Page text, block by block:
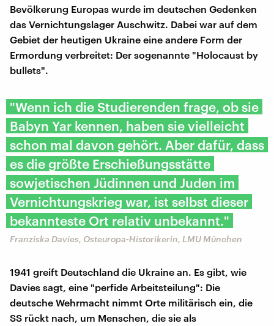
Bevölkerung Europas wurde im deutschen Gedenken
das Vernichtungslager Auschwitz. Dabei war auf dem
Gebiet der heutigen Ukraine eine andere Form der
Ermordung verbreitet: Der sogenannte "Holocaust by
bullets".
"Wenn ich die Studierenden frage, ob sie
Babyn Yar kennen, haben sie vielleicht
schon mal davon gehört. Aber dafür, dass
es die größte Erschießungsstätte
sowjetischen Jüdinnen und Juden im
Vernichtungskrieg war, ist selbst dieser
bekannteste Ort relativ unbekannt."
Franziska Davies, Osteuropa-Historikerin, LMU München
1941 greift Deutschland die Ukraine an. Es gibt, wie
Davies sagt, eine "perfide Arbeitsteilung": Die
deutsche Wehrmacht nimmt Orte militärisch ein, die
SS rückt nach, um Menschen, die sie als